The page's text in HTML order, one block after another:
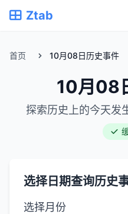
Ztab
首页 10月08日历史事件
10月08
探索历史上的今天发
选择日期查询历史
选择月份